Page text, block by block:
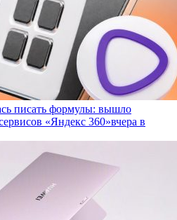
писать формулы: вышло
«Яндекс 360»вчера в